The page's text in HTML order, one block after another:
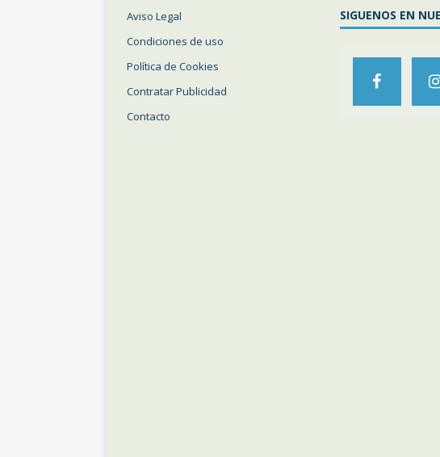
Aviso Legal
Condiciones de uso
Política de Cookies
Contratar Publicidad
Contacto
SIGUENOS EN